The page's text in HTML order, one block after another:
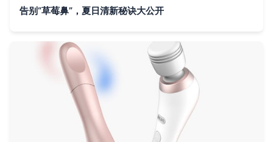
告别“草莓鼻”，夏日清新秘诀大公开